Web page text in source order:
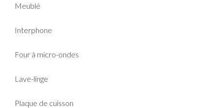
Meublé
Interphone
Four à micro-ondes
Lave-linge
Plaque de cuisson